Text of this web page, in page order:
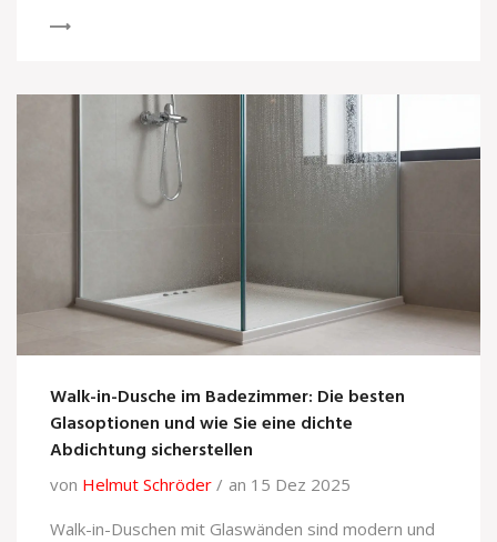
Walk-in-Dusche im Badezimmer: Die besten
Glasoptionen und wie Sie eine dichte
Abdichtung sicherstellen
von Helmut Schröder
an 15 Dez 2025
Walk-in-Duschen mit Glaswänden sind modern und